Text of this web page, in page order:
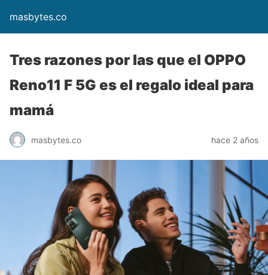
masbytes.co
Tres razones por las que el OPPO
Reno11 F 5G es el regalo ideal para
mamá
masbytes.co hace 2 años